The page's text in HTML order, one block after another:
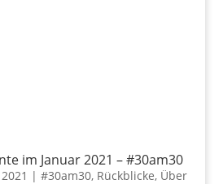
im Januar 2021 – #30am30
| #30am30, Rückblicke, Über